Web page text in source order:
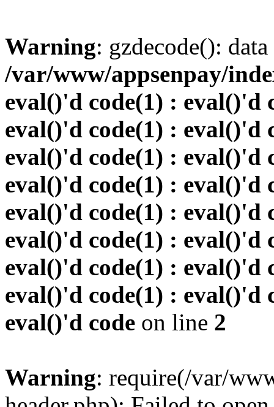
Warning: gzdecode():
/var/www/appsenpay/
eval()'d code(1) : eval()'d
eval()'d code(1) : eval()'d
eval()'d code(1) : eval()'d
eval()'d code(1) : eval()'d
eval()'d code(1) : eval()'d
eval()'d code(1) : eval()'d
eval()'d code(1) : eval()'d
eval()'d code(1) : eval()'d
eval()'d code on line 2
Warning: require(/var/